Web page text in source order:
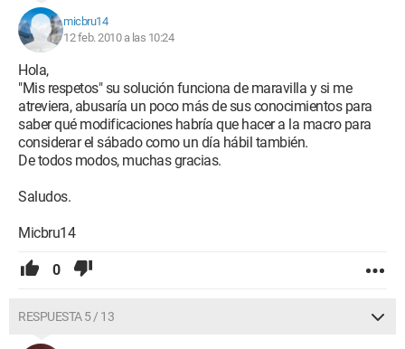
micbru14
12 feb. 2010 a las 10:24
Hola,
"Mis respetos" su solución funciona de maravilla y si me
atreviera, abusaría un poco más de sus conocimientos para
saber qué modificaciones habría que hacer a la macro para
considerar el sábado como un día hábil también.
De todos modos, muchas gracias.
Saludos.
Micbru14
0
RESPUESTA 5 / 13